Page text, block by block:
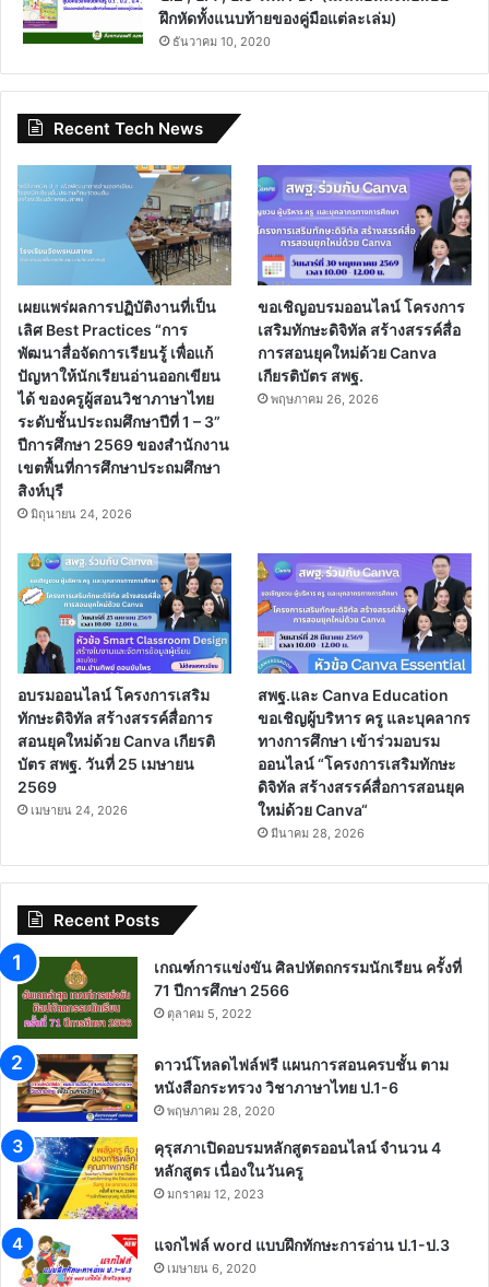
ฝึกหัดทั้งแนบท้ายของคู่มือแต่ละเล่ม)
ธันวาคม 10, 2020
Recent Tech News
เผยแพร่ผลการปฏิบัติงานที่เป็น
เลิศ Best Practices “การ
พัฒนาสื่อจัดการเรียนรู้ เพื่อแก้
ปัญหาให้นักเรียนอ่านออกเขียน
ได้ ของครูผู้สอนวิชาภาษาไทย
ระดับชั้นประถมศึกษาปีที่ 1 – 3”
ปีการศึกษา 2569 ของสำนักงาน
เขตพื้นที่การศึกษาประถมศึกษา
สิงห์บุรี
มิถุนายน 24, 2026
ขอเชิญอบรมออนไลน์ โครงการ
เสริมทักษะดิจิทัล สร้างสรรค์สื่อ
การสอนยุคใหม่ด้วย Canva
เกียรติบัตร สพฐ.
พฤษภาคม 26, 2026
อบรมออนไลน์ โครงการเสริม
ทักษะดิจิทัล สร้างสรรค์สื่อการ
สอนยุคใหม่ด้วย Canva เกียรติ
บัตร สพฐ. วันที่ 25 เมษายน
2569
เมษายน 24, 2026
สพฐ.และ Canva Education
ขอเชิญผู้บริหาร ครู และบุคลากร
ทางการศึกษา เข้าร่วมอบรม
ออนไลน์ “โครงการเสริมทักษะ
ดิจิทัล สร้างสรรค์สื่อการสอนยุค
ใหม่ด้วย Canva“
มีนาคม 28, 2026
Recent Posts
เกณฑ์การแข่งขัน ศิลปหัตถกรรมนักเรียน ครั้งที่
71 ปีการศึกษา 2566
ตุลาคม 5, 2022
ดาวน์โหลดไฟล์ฟรี แผนการสอนครบชั้น ตาม
หนังสือกระทรวง วิชาภาษาไทย ป.1-6
พฤษภาคม 28, 2020
คุรุสภาเปิดอบรมหลักสูตรออนไลน์ จำนวน 4
หลักสูตร เนื่องในวันครู
มกราคม 12, 2023
แจกไฟล์ word แบบฝึกทักษะการอ่าน ป.1-ป.3
เมษายน 6, 2020